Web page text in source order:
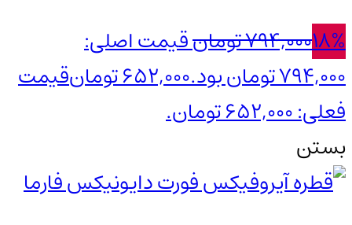
18%
794,000تومانقیمت اصلی:
794,000 تومان بود.
652,000تومانقیمت
فعلی: 652,000 تومان.
بستن